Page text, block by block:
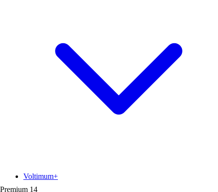
Premium 14
Voltimum+